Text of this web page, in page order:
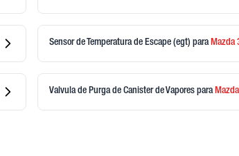
Sensor de Temperatura de Escape (egt) paraMazda
Valvula de Purga de Canister de Vapores paraMazda